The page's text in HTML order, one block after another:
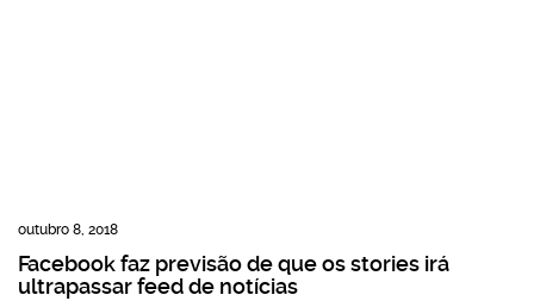
outubro 8, 2018
Facebook faz previsão de que os stories irá
ultrapassar feed de notícias